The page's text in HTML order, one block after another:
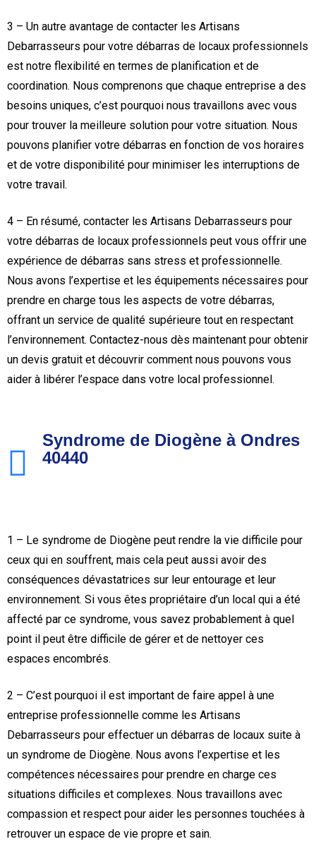
3 – Un autre avantage de contacter les Artisans
Debarrasseurs pour votre débarras de locaux professionnels
est notre flexibilité en termes de planification et de
coordination. Nous comprenons que chaque entreprise a des
besoins uniques, c’est pourquoi nous travaillons avec vous
pour trouver la meilleure solution pour votre situation. Nous
pouvons planifier votre débarras en fonction de vos horaires
et de votre disponibilité pour minimiser les interruptions de
votre travail.
4 – En résumé, contacter les Artisans Debarrasseurs pour
votre débarras de locaux professionnels peut vous offrir une
expérience de débarras sans stress et professionnelle.
Nous avons l’expertise et les équipements nécessaires pour
prendre en charge tous les aspects de votre débarras,
offrant un service de qualité supérieure tout en respectant
l’environnement. Contactez-nous dès maintenant pour obtenir
un devis gratuit et découvrir comment nous pouvons vous
aider à libérer l’espace dans votre local professionnel.
Syndrome de Diogène à Ondres
40440
1 – Le syndrome de Diogène peut rendre la vie difficile pour
ceux qui en souffrent, mais cela peut aussi avoir des
conséquences dévastatrices sur leur entourage et leur
environnement. Si vous êtes propriétaire d’un local qui a été
affecté par ce syndrome, vous savez probablement à quel
point il peut être difficile de gérer et de nettoyer ces
espaces encombrés.
2 – C’est pourquoi il est important de faire appel à une
entreprise professionnelle comme les Artisans
Debarrasseurs pour effectuer un débarras de locaux suite à
un syndrome de Diogène. Nous avons l’expertise et les
compétences nécessaires pour prendre en charge ces
situations difficiles et complexes. Nous travaillons avec
compassion et respect pour aider les personnes touchées à
retrouver un espace de vie propre et sain.